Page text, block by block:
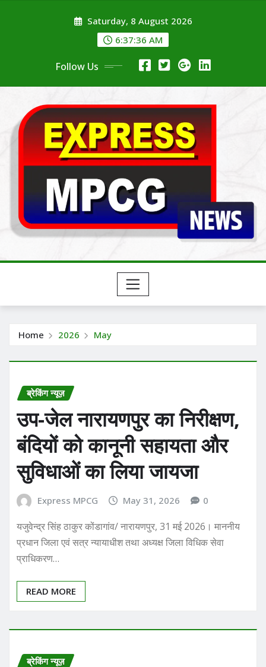
Saturday, 8 August 2026
6:37:36 AM
Follow Us
Home 2026 May
ब्रेकिंग न्यूज़
उप-जेल नारायणपुर का निरीक्षण,
बंदियों को कानूनी सहायता और
सुविधाओं का लिया जायजा
Express MPCG May 31, 2026 0
यजुवेन्द्र सिंह ठाकुर कोंडागांव/ नारायणपुर, 31 मई 2026। माननीय
प्रधान जिला एवं सत्र न्यायाधीश तथा अध्यक्ष जिला विधिक सेवा
प्राधिकरण…
READ MORE
ब्रेकिंग न्यूज़